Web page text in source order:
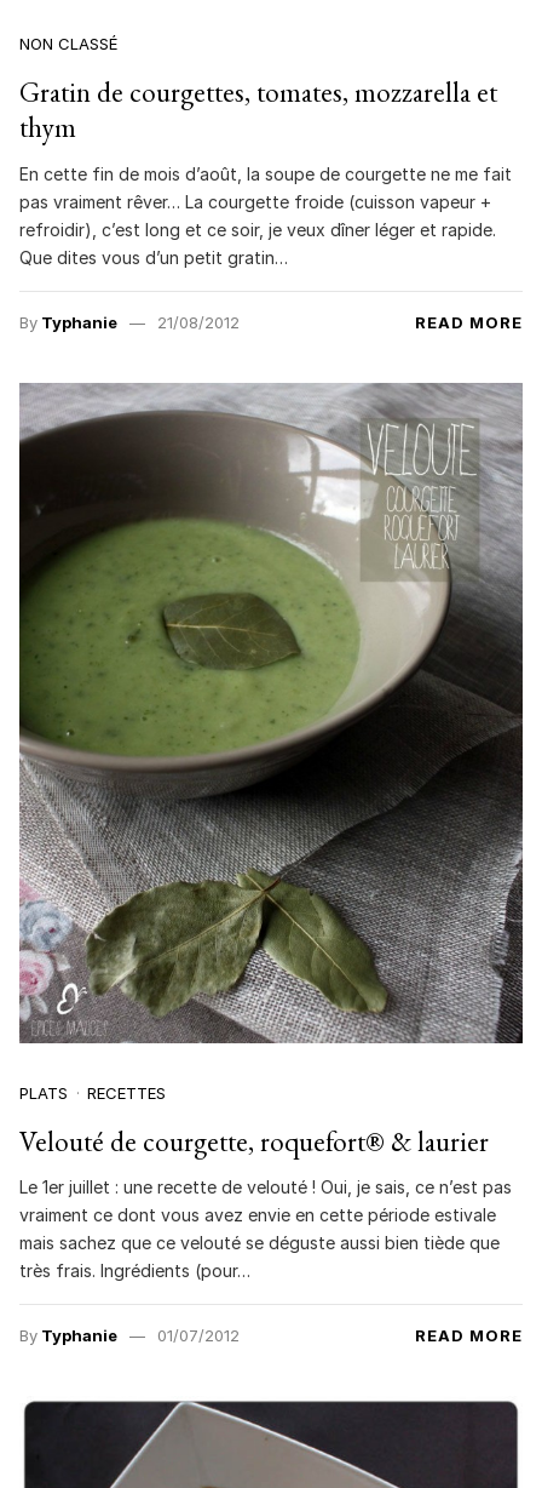
NON CLASSÉ
Gratin de courgettes, tomates, mozzarella et
thym
En cette fin de mois d’août, la soupe de courgette ne me fait
pas vraiment rêver… La courgette froide (cuisson vapeur +
refroidir), c’est long et ce soir, je veux dîner léger et rapide.
Que dites vous d’un petit gratin…
By Typhanie 21/08/2012 READ MORE
PLATS RECETTES
Velouté de courgette, roquefort® & laurier
Le 1er juillet : une recette de velouté ! Oui, je sais, ce n’est pas
vraiment ce dont vous avez envie en cette période estivale
mais sachez que ce velouté se déguste aussi bien tiède que
très frais. Ingrédients (pour…
By Typhanie 01/07/2012 READ MORE